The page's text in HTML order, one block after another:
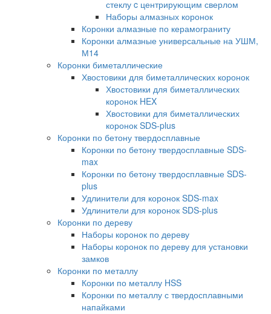
стеклу c центрирующим сверлом
Наборы алмазных коронок
Коронки алмазные по керамограниту
Коронки алмазные универсальные на УШМ,
М14
Коронки биметаллические
Хвостовики для биметаллических коронок
Хвостовики для биметаллических
коронок HEX
Хвостовики для биметаллических
коронок SDS-plus
Коронки по бетону твердосплавные
Коронки по бетону твердосплавные SDS-
max
Коронки по бетону твердосплавные SDS-
plus
Удлинители для коронок SDS-max
Удлинители для коронок SDS-plus
Коронки по дереву
Наборы коронок по дереву
Наборы коронок по дереву для установки
замков
Коронки по металлу
Коронки по металлу HSS
Коронки по металлу с твердосплавными
напайками